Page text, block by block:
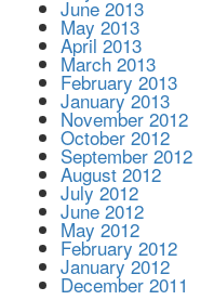
June 2013
May 2013
April 2013
March 2013
February 2013
January 2013
November 2012
October 2012
September 2012
August 2012
July 2012
June 2012
May 2012
February 2012
January 2012
December 2011